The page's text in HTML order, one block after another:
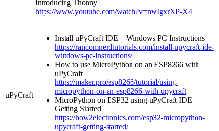
Introducing Thonny
https://www.youtube.com/watch?v=nwIgxrXP-X4
uPyCraft
Install uPyCraft IDE – Windows PC Instructions
https://randomnerdtutorials.com/install-upycraft-ide-
windows-pc-instructions/
How to use MicroPython on an ESP8266 with
uPyCraft
https://maker.pro/esp8266/tutorial/using-
micropython-on-an-esp8266-with-upycraft
MicroPython on ESP32 using uPyCraft IDE –
Getting Started
https://how2electronics.com/esp32-micropython-
upycraft-getting-started/